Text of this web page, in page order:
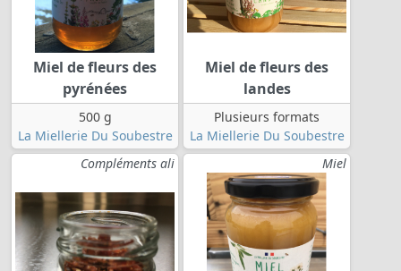
Miel de fleurs des
pyrénées
500 g
La Miellerie Du Soubestre
Miel de fleurs des
landes
Plusieurs formats
La Miellerie Du Soubestre
Compléments ali
Miel